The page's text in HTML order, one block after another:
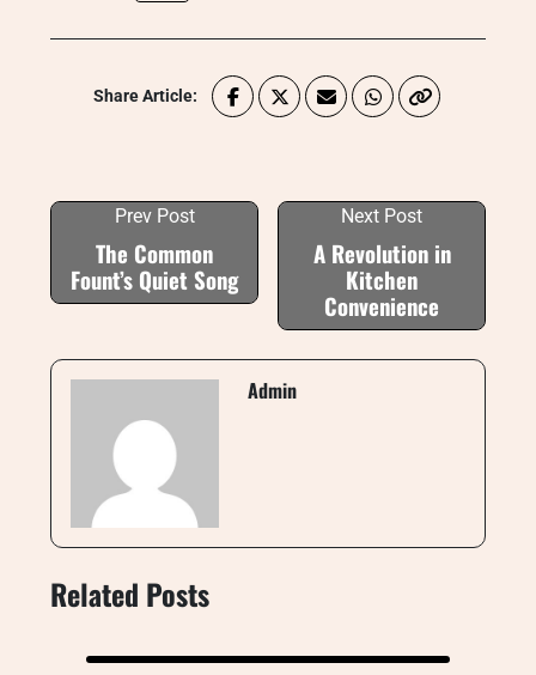
Share Article:
Prev Post
The Common
Fount’s Quiet Song
Next Post
A Revolution in
Kitchen
Convenience
Admin
Related Posts